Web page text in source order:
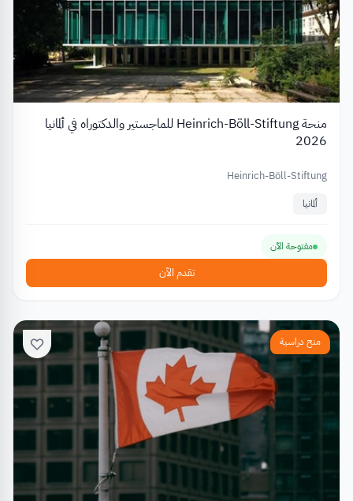
منحة Heinrich-Böll-Stiftung للماجستير والدكتوراه في ألمانيا
2026
Heinrich-Böll-Stiftung
ألمانيا
مفتوحة الآن
تقدم الآن
منح دراسية